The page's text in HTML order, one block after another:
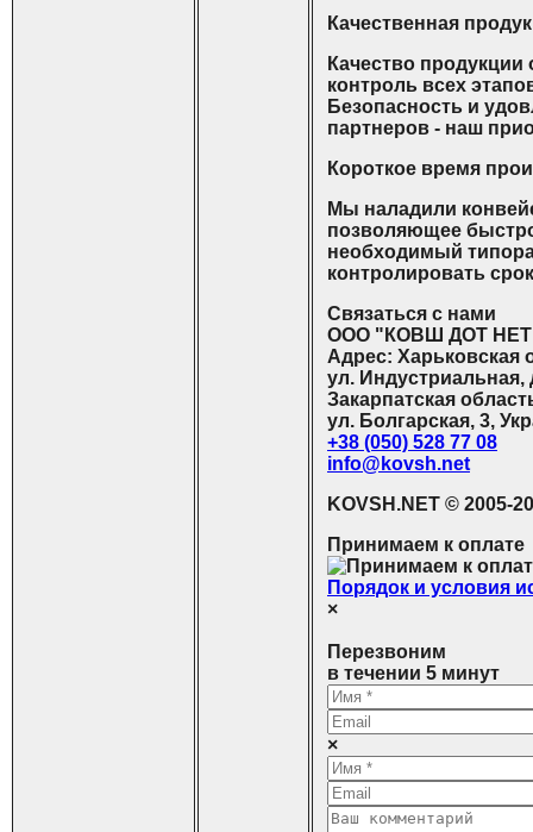
Качественная
Качество
контроль всех
Безопасность и
партнеров - наш
Короткое время
Мы наладили
позволяющее
необходимый
контролировать
Связаться с нами
ООО "КОВШ ДОТ
Адрес: Харьковская
ул. Индустриальная,
Закарпатская
ул. Болгарская, 3,
+38 (050) 528 77 08
info@kovsh.net
KOVSH.NET © 2005-
Принимаем к оплате
Порядок и условия
×
Перезвоним
в течении 5 минут
×